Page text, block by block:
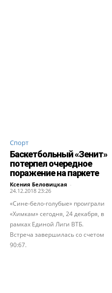
Спорт
Баскетбольный «Зенит»
потерпел очередное
поражение на паркете
Ксения Беловицкая -
24.12.2018 23:26
«Сине-бело-голубые» проиграли
«Химкам» сегодня, 24 декабря, в
рамках Единой Лиги ВТБ.
Встреча завершилась со счетом
90:67.